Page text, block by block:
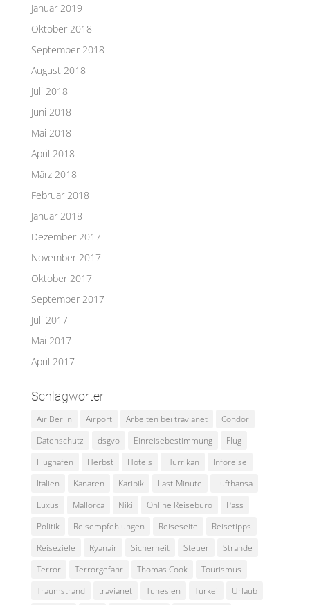
Januar 2019
Oktober 2018
September 2018
August 2018
Juli 2018
Juni 2018
Mai 2018
April 2018
März 2018
Februar 2018
Januar 2018
Dezember 2017
November 2017
Oktober 2017
September 2017
Juli 2017
Mai 2017
April 2017
Schlagwörter
Air Berlin Airport Arbeiten bei travianet
Condor
Datenschutz
dsgvo Einreisebestimmung
Flug
Flughafen
Herbst Hotels Hurrikan
Inforeise
Italien
Kanaren Karibik Last-Minute
Lufthansa
Luxus
Mallorca Niki Online Reisebüro
Pass
Politik
Reisempfehlungen Reiseseite
Reisetipps
Reiseziele
Ryanair Sicherheit Steuer
Strände
Terror
Terrorgefahr Thomas Cook
Tourismus
Traumstrand
travianet Tunesien Türkei
Urlaub